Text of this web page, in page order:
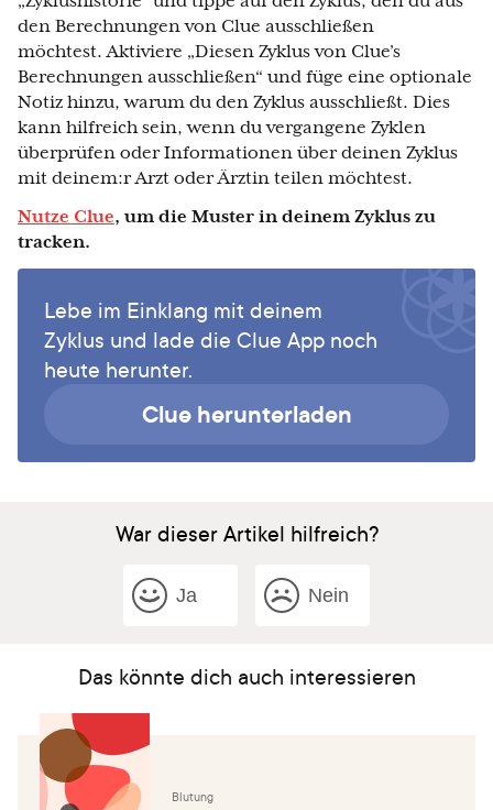
den Berechnungen von Clue ausschließen
möchtest. Aktiviere „Diesen Zyklus von Clue’s
Berechnungen ausschließen“ und füge eine optionale
Notiz hinzu, warum du den Zyklus ausschließt. Dies
kann hilfreich sein, wenn du vergangene Zyklen
überprüfen oder Informationen über deinen Zyklus
mit deinem:r Arzt oder Ärztin teilen möchtest.
Nutze Clue, um die Muster in deinem Zyklus zu
tracken.
Lebe im Einklang mit deinem
Zyklus und lade die Clue App noch
heute herunter.
Clue herunterladen
War dieser Artikel hilfreich?
Ja Nein
Das könnte dich auch interessieren
Blutung